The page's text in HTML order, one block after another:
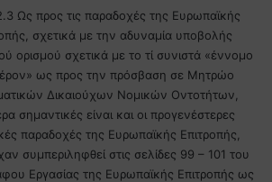
Ως προς τις παραδοχές της Ευρωπαϊκής
σχετικά με την αδυναμία υποβολής
ορισμού σχετικά με το τί συνιστά «έννομο
ως προς την πρόσβαση σε Μητρώο
Δικαιούχων Νομικών Οντοτήτων,
σημαντικές είναι και οι προγενέστερες
παραδοχές της Ευρωπαϊκής Επιτροπής,
συμπεριληφθεί στις σελίδες 99 – 101 του
Εργασίας της Ευρωπαϊκής Επιτροπής ως